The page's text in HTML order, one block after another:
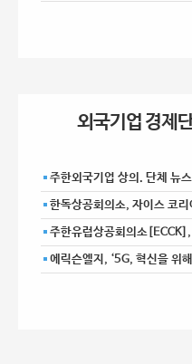
외국기업 경제
주한외국기업 상의. 단체 뉴
한독상공회의소, 자이스 코
주한유럽상공회의소
에릭슨엘지, ‘5G, 혁신을 위